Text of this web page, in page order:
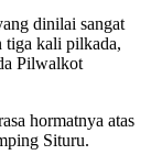
dinilai sangat
tiga kali pilkada,
Pilwalkot
hormatnya atas
Situru.